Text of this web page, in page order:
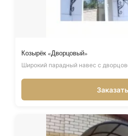
Козырёк «Дворцовый»
Широкий парадный навес с
Заказать